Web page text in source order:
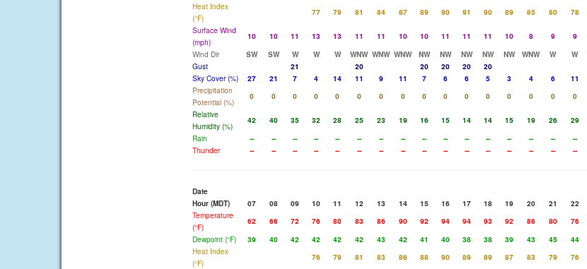
Heat Index
(°F)
77 79 81 84 87 89 90 91 90 89 85 80 78
Surface Wind
(mph)
10 10 11 13 13 11 11 10 10 11 11 11 10 8 9 9
Wind Dir
SW SW W W W WNW WNW WNW NW NW NW NW NW WNW W W
Gust
21 20 20 20 20
20
Sky Cover (%)
27 21 7 4 14 11 9 11 7 6 6 5 3 4 6 11
Precipitation
Potential (%)
0 0 0 0 0 0 0 0 0 0 0 0 0 0 0 0
Relative
Humidity (%)
42 40 35 32 28 25 23 19 16 15 14 14 15 19 26 29
Rain
-- -- -- -- -- -- -- -- -- -- -- -- -- -- -- --
Thunder
-- -- -- -- -- -- -- -- -- -- -- -- -- -- -- --
Date
Hour (MDT)
07 08 09 10 11 12 13 14 15 16 17 18 19 20 21 22
Temperature
(°F)
62 66 72 76 80 83 86 90 92 94 94 93 92 86 80 76
Dewpoint (°F)
39 40 42 42 42 42 43 42 41 40 38 38 39 43 45 44
Heat Index
(°F)
76 79 81 83 86 88 90 89 89 87 83 79
76